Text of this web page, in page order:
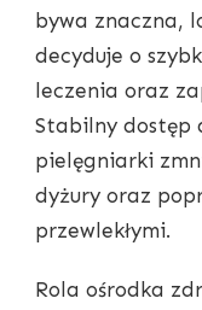
bywa znaczna,
decyduje o
leczenia oraz
Stabilny dostęp
pielęgniarki
dyżury oraz
przewlekłymi.
Rola ośrodka